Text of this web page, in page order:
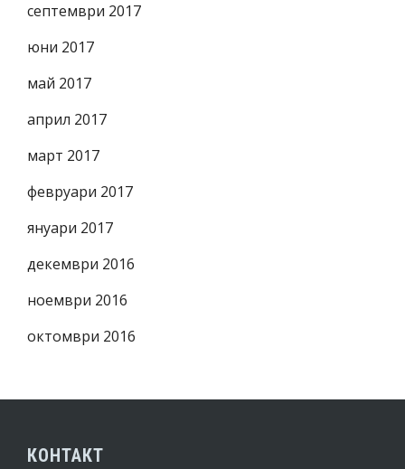
септември 2017
юни 2017
май 2017
април 2017
март 2017
февруари 2017
януари 2017
декември 2016
ноември 2016
октомври 2016
КОНТАКТ